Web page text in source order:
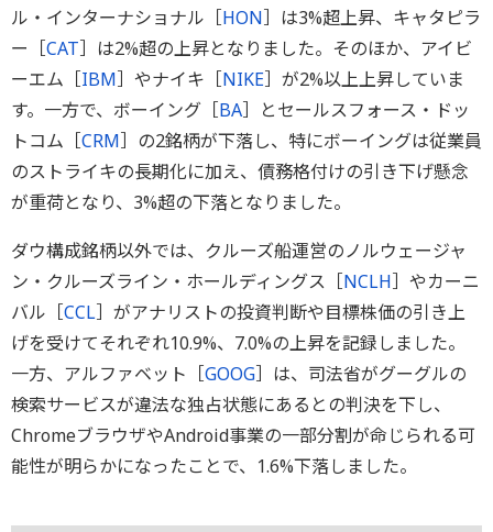
ル・インターナショナル［HON］は3%超上昇、キャタピラ
ー［CAT］は2%超の上昇となりました。そのほか、アイビ
ーエム［IBM］やナイキ［NIKE］が2%以上上昇していま
す。一方で、ボーイング［BA］とセールスフォース・ドッ
トコム［CRM］の2銘柄が下落し、特にボーイングは従業員
のストライキの長期化に加え、債務格付けの引き下げ懸念
が重荷となり、3%超の下落となりました。
ダウ構成銘柄以外では、クルーズ船運営のノルウェージャ
ン・クルーズライン・ホールディングス［NCLH］やカーニ
バル［CCL］がアナリストの投資判断や目標株価の引き上
げを受けてそれぞれ10.9%、7.0%の上昇を記録しました。
一方、アルファベット［GOOG］は、司法省がグーグルの
検索サービスが違法な独占状態にあるとの判決を下し、
ChromeブラウザやAndroid事業の一部分割が命じられる可
能性が明らかになったことで、1.6%下落しました。